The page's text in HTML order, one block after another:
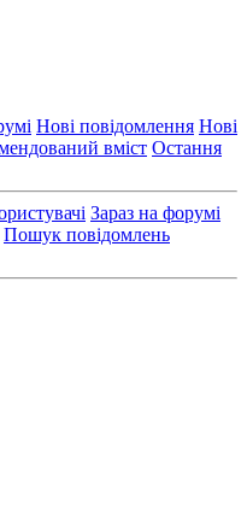
Нові повідомлення Нові
вміст Остання
Зараз на форумі
Пошук повідомлень